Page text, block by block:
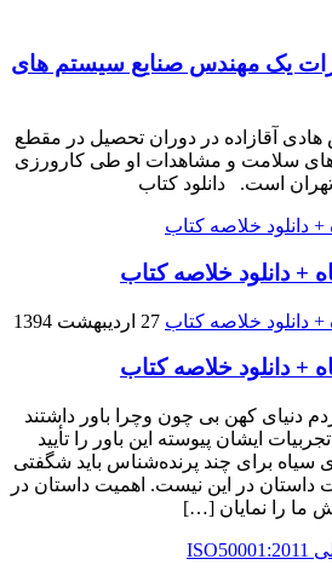
یک مهندس صنایع سیستم های
آقازاده در دوران تحصیل در مقطع
سلامت و مشاهدات او طی کارورزی
است. دانلود کتاب
دانلود خلاصه کتاب
27 اردیبهشت 1394
دانلود خلاصه کتاب
دنیاى کهن بی چون وچرا باور داشتند
ایشان پیوسته این باور را تأیید
براى چند پرنده‌شناس باید شگفتى
داستان در این نیست. اهمیت داستان در
ما را نمایان […]